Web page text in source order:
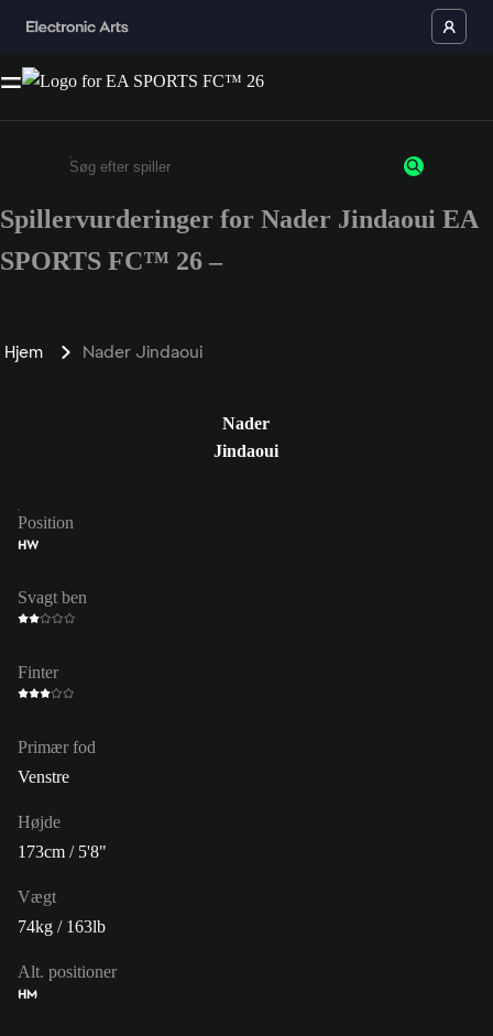
Enter a minimum of 3 characters or numbers
Spillervurderinger for Nader Jindaoui EA
SPORTS FC™ 26 –
Hjem Nader Jindaoui
Nader
Jindaoui
Position
HW
Svagt ben
Finter
Primær fod
Venstre
Højde
173cm / 5'8"
Vægt
74kg / 163lb
Alt. positioner
HM